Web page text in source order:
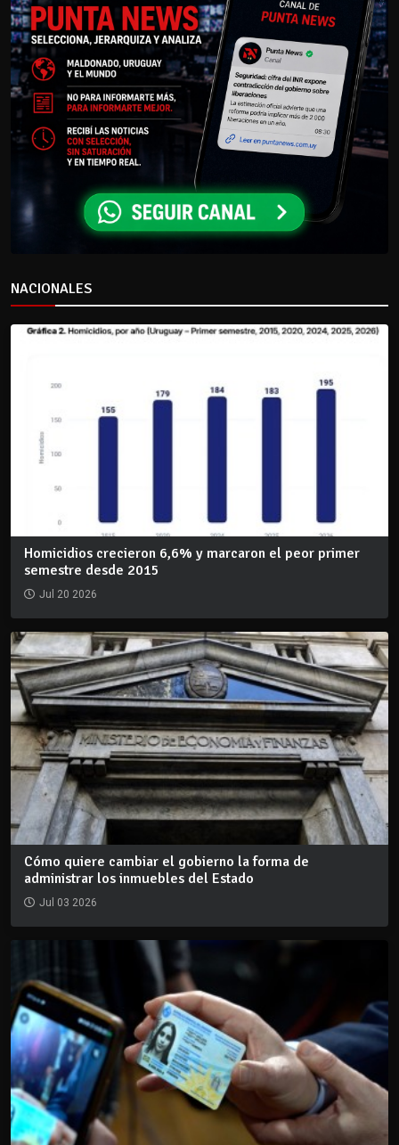
NACIONALES
Homicidios crecieron 6,6% y marcaron el peor primer
semestre desde 2015
Jul 20 2026
Cómo quiere cambiar el gobierno la forma de
administrar los inmuebles del Estado
Jul 03 2026